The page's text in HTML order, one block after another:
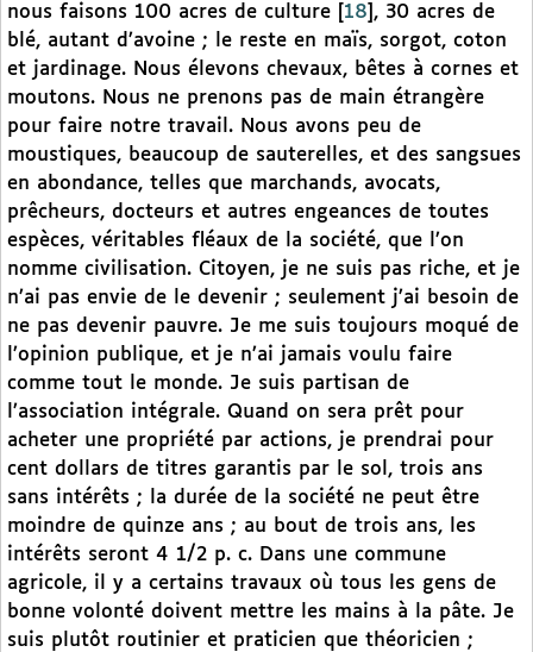
nous faisons 100 acres de culture
18 , 30 acres de
blé, autant d’avoine ; le reste en maïs, sorgot, coton
et jardinage. Nous élevons chevaux, bêtes à cornes et
moutons. Nous ne prenons pas de main étrangère
pour faire notre travail. Nous avons peu de
moustiques, beaucoup de sauterelles, et des sangsues
en abondance, telles que marchands, avocats,
prêcheurs, docteurs et autres engeances de toutes
espèces, véritables fléaux de la société, que l’on
nomme civilisation. Citoyen, je ne suis pas riche, et je
n’ai pas envie de le devenir ; seulement j’ai besoin de
ne pas devenir pauvre. Je me suis toujours moqué de
l’opinion publique, et je n’ai jamais voulu faire
comme tout le monde. Je suis partisan de
l’association intégrale. Quand on sera prêt pour
acheter une propriété par actions, je prendrai pour
cent dollars de titres garantis par le sol, trois ans
sans intérêts ; la durée de la société ne peut être
moindre de quinze ans ; au bout de trois ans, les
intérêts seront 4 1/2 p. c. Dans une commune
agricole, il y a certains travaux où tous les gens de
bonne volonté doivent mettre les mains à la pâte. Je
suis plutôt routinier et praticien que théoricien ;